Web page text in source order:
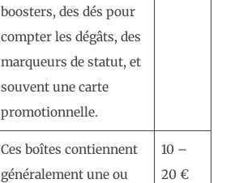
boosters, des dés pour
compter les dégâts, des
marqueurs de statut, et
souvent une carte
promotionnelle.
Ces boîtes contiennent
généralement une ou
10 –
20 €